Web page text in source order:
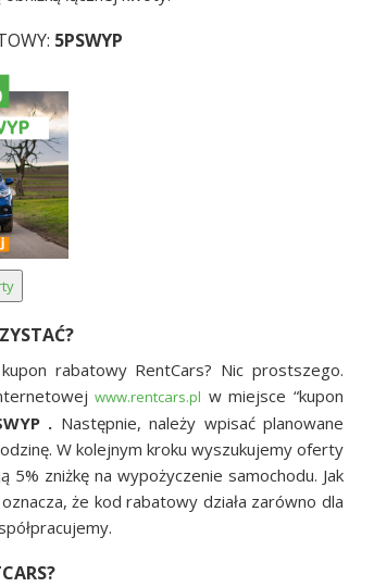
5PSWYP
rabatowy RentCars? Nic prostszego.
www.rentcars.pl w miejsce “kupon
. Następnie, należy wpisać planowane
W kolejnym kroku wyszukujemy oferty
zniżkę na wypożyczenie samochodu. Jak
że kod rabatowy działa zarówno dla